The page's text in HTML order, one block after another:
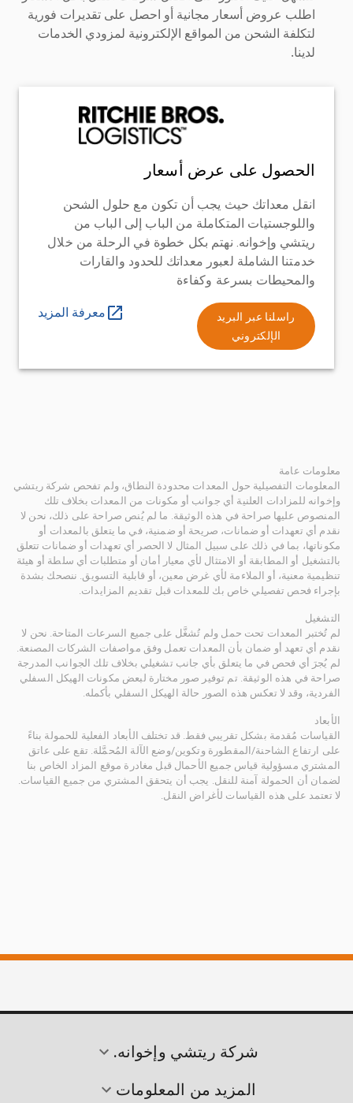
اطلب عروض أسعار مجانية أو احصل على تقديرات فورية
لتكلفة الشحن من المواقع الإلكترونية لمزودي الخدمات
لدينا.
الحصول على عرض أسعار
انقل معداتك حيث يجب أن تكون مع حلول الشحن
واللوجستيات المتكاملة من الباب إلى الباب من
ريتشي وإخوانه. نهتم بكل خطوة في الرحلة من خلال
خدمتنا الشاملة لعبور معداتك للحدود والقارات
والمحيطات بسرعة وكفاءة
راسلنا عبر البريد
الإلكتروني
معرفة المزيد
معلومات عامة
المعلومات التفصيلية حول المعدات محدودة النطاق، ولم تفحص شركة ريتشي
وإخوانه للمزادات العلنية أي جوانب أو مكونات من المعدات بخلاف تلك
المنصوص عليها صراحة في هذه الوثيقة. ما لم يُنص صراحة على ذلك، نحن لا
نقدم أي تعهدات أو ضمانات، صريحة أو ضمنية، في ما يتعلق بالمعدات أو
مكوناتها، بما في ذلك على سبيل المثال لا الحصر أي تعهدات أو ضمانات تتعلق
بالتشغيل أو المطابقة أو الامتثال لأي معيار أمان أو متطلبات أي سلطة أو هيئة
تنظيمية معنية، أو الملاءمة لأي غرض معين، أو قابلية التسويق. ننصحك بشدة
بإجراء فحص تفصيلي خاص بك للمعدات قبل تقديم المزايدات.
التشغيل
لم تُختبر المعدات تحت حمل ولم تُشغَّل على جميع السرعات المتاحة. نحن لا
نقدم أي تعهد أو ضمان بأن المعدات تعمل وفق مواصفات الشركات المصنعة.
لم يُجرَ أي فحص في ما يتعلق بأي جانب تشغيلي بخلاف تلك الجوانب المدرجة
صراحة في هذه الوثيقة. تم توفير صور مختارة لبعض مكونات الهيكل السفلي
الفردية، وقد لا تعكس هذه الصور حالة الهيكل السفلي بأكمله.
الأبعاد
القياسات مُقدمة بشكل تقريبي فقط. قد تختلف الأبعاد الفعلية للحمولة بناءً
على ارتفاع الشاحنة/المقطورة وتكوين/وضع الآلة المُحمَّلة. تقع على عاتق
المشتري مسؤولية قياس جميع الأحمال قبل مغادرة موقع المزاد الخاص بنا
لضمان أن الحمولة آمنة للنقل. يجب أن يتحقق المشتري من جميع القياسات.
لا تعتمد على هذه القياسات لأغراض النقل.
شركة ريتشي وإخوانه.
المزيد من المعلومات